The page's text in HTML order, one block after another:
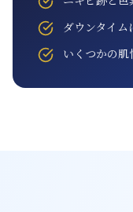
ダウンタイ
いくつかの